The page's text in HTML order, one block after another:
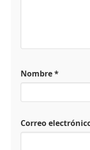
Nombre*
Correo